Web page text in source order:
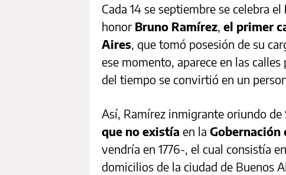
Cada 14 se septiembre se celebra el
honor Bruno Ramírez, el primer
Aires, que tomó posesión de su
ese momento, aparece en las
del tiempo se convirtió en un
Así, Ramírez inmigrante oriundo de
que no existía en la Gobernación
vendría en 1776-, el cual consistía
domicilios de la ciudad de Buenos